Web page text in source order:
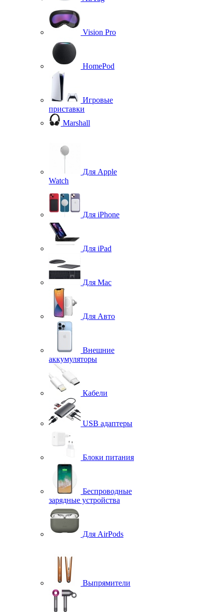
Vision Pro
HomePod
Игровые
приставки
Marshall
Для Apple
Watch
Для iPhone
Для iPad
Для Mac
Для Авто
Внешние
аккумуляторы
Кабели
USB адаптеры
Блоки питания
Беспроводные
зарядные устройства
Для AirPods
Выпрямители